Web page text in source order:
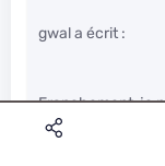
gwal a écrit :
Franchement, je
deference des